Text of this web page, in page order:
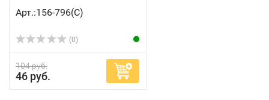
Арт.:156-796(C)
(0)
104 руб.
46 руб.